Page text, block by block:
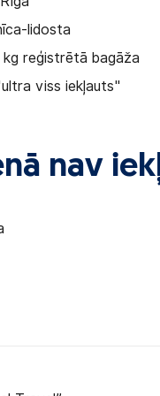
lidosta
reģistrētā bagāža
viss iekļauts"
nav